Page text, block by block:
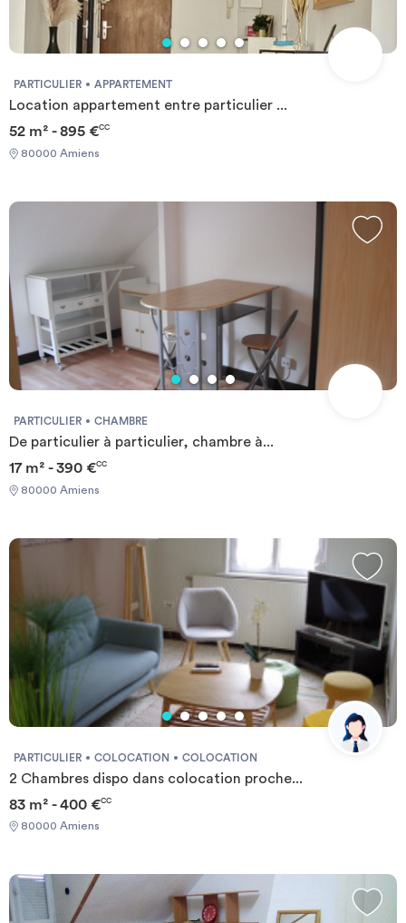
PARTICULIER APPARTEMENT
Location appartement entre particulier ...
52 m² - 895 €CC
80000 Amiens
PARTICULIER CHAMBRE
De particulier à particulier, chambre à...
17 m² - 390 €CC
80000 Amiens
PARTICULIER COLOCATION COLOCATION
2 Chambres dispo dans colocation proche...
83 m² - 400 €CC
80000 Amiens